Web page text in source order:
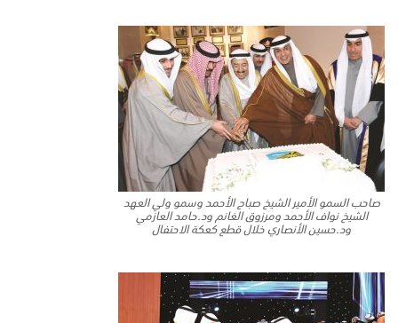
صاحب السمو الأمير الشيخ صباح الأحمد وسمو ولي العهد
الشيخ نواف الأحمد ومرزوق الغانم ود.حامد العازمي
ود.حسين الأنصاري خلال قطع كعكة الاحتفال